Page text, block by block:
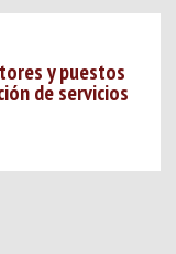
y puestos
de servicios